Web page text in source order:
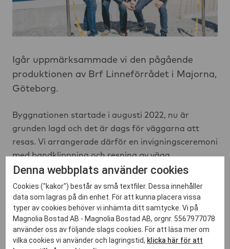
Igår uppmärksammade vi den pågående
produktionen av Brf Linneförrådet i Majorna,
Göteborg.
Byggnationen startade i augusti 2022, nu är
grunden lagd och det är dags för väggarna att
resas. Vi arrangerade därför en invigningsceremoni
med bandklippning och resning av vägg.
Projektet som ägs i JV av Niam och Magnolia
Bostad består av 114 bostadsrätter, 50 hyresrätter
samt en kommersiell lokal i bottenplan och
beräknas vara färdigställt april 2025.
I bild: Fr.vänster: Robert Bengtsson (VD Tuve
Denna webbplats använder cookies
Cookies ("kakor") består av små textfiler. Dessa innehåller
data som lagras på din enhet. För att kunna placera vissa
typer av cookies behöver vi inhämta ditt samtycke. Vi på
Magnolia Bostad AB - Magnolia Bostad AB, orgnr. 5567977078
använder oss av följande slags cookies. För att läsa mer om
vilka cookies vi använder och lagringstid, klicka här för att